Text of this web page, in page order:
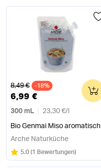
Alter Preis
8,49 € -18%
6,99 €
300 mL 23,30 €/
Bio Genmai Miso aromatisch
0
Arche Naturküche
Bewertung:
5.0/5
(1 Bewertungen)